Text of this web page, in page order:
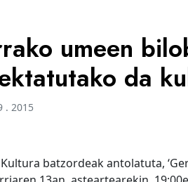
umeen
da
. 2015
batzordeak antolatuta,